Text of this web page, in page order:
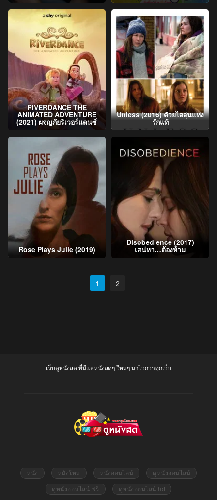
RIVERDANCE THE
ANIMATED ADVENTURE
(2021) ผจญภัยริเวอร์แดนซ์
Unless (2016) ด้วยไออุ่นแห่ง
รักแท้
Rose Plays Julie (2019)
Disobedience (2017)
เสน่หา…ต้องห้าม
1 2
เว็บดูหนังสด ที่มีแต่หนังสดๆ ใหม่ๆ มาไวกว่าทุกเว็บ
หนัง หนังใหม่ หนังออนไลน์
ดูหนังออนไลน์
ดูหนังออนไลน์ ฟรี
ดูหนังออนไลน์ hd